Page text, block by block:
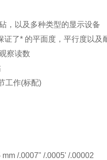
，以及多种类型的显示设备
证了* 的平面度，平行度以
察读数
工作(标配)
/.0007" /.0005' /.00002